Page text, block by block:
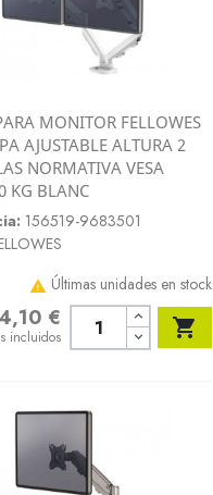
Vista rápida
MONITOR FELLOWES
AJUSTABLE ALTURA 2
NORMATIVA VESA
KG BLANC
156519-9683501
 Últimas unidades en stock
€
incluidos 